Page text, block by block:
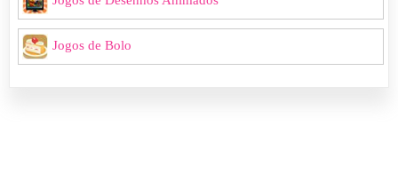
Jogos de Bolo